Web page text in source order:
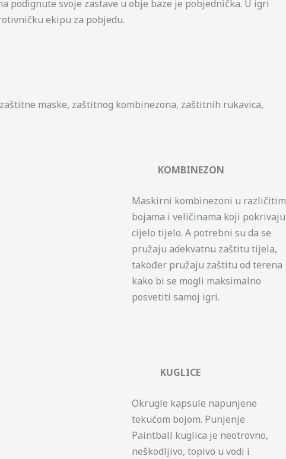
podignute svoje zastave u obje baze je pobjednička. U igri
ekipu za pobjedu.
maske, zaštitnog kombinezona, zaštitnih rukavica,
KOMBINEZON
Maskirni kombinezoni u različitim
bojama i veličinama koji pokrivaju
cijelo tijelo. A potrebni su da se
pružaju adekvatnu zaštitu tijela,
također pružaju zaštitu od terena
kako bi se mogli maksimalno
posvetiti samoj igri.
KUGLICE
Okrugle kapsule napunjene
tekućom bojom. Punjenje
Paintball kuglica je neotrovno,
neškodljivo, topivo u vodi i